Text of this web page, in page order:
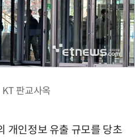
판교사옥
개인정보 유출 규모를 당초